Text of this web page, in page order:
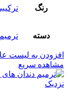
رنگ
دسته
افزودن به لیست
مشاهده سریع
نزدیک